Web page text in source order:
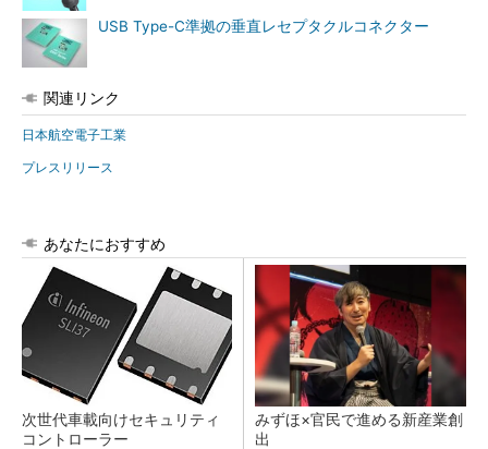
USB Type-C準拠の垂直レセプタクルコネクター
関連リンク
日本航空電子工業
プレスリリース
あなたにおすすめ
次世代車載向けセキュリティ
コントローラー
みずほ×官民で進める新産業創
出